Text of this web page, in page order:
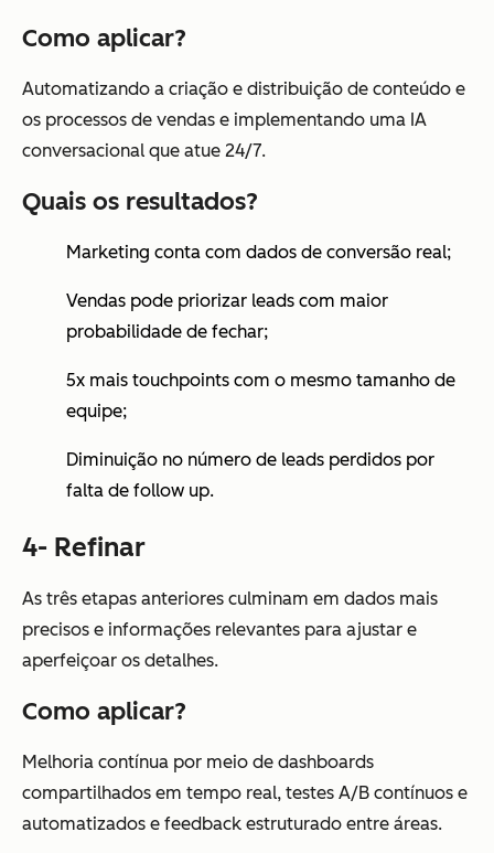
Como aplicar?
Automatizando a criação e distribuição de conteúdo e
os processos de vendas e implementando uma IA
conversacional que atue 24/7.
Quais os resultados?
Marketing conta com dados de conversão real;
Vendas pode priorizar leads com maior
probabilidade de fechar;
5x mais touchpoints com o mesmo tamanho de
equipe;
Diminuição no número de leads perdidos por
falta de follow up.
4- Refinar
As três etapas anteriores culminam em dados mais
precisos e informações relevantes para ajustar e
aperfeiçoar os detalhes.
Como aplicar?
Melhoria contínua por meio de dashboards
compartilhados em tempo real, testes A/B contínuos e
automatizados e feedback estruturado entre áreas.